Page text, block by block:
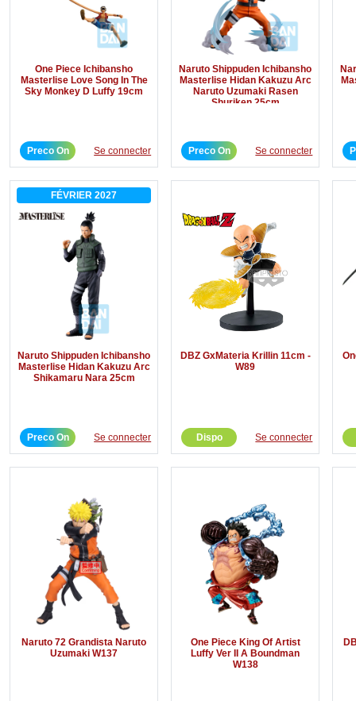
One Piece Ichibansho
Masterlise Love Song In The
Sky Monkey D Luffy 19cm
Preco On Se connecter
Naruto Shippuden Ichibansho
Masterlise Hidan Kakuzu Arc
Naruto Uzumaki Rasen
Shuriken 25cm
Preco On Se connecter
FÉVRIER 2027
Naruto Shippuden Ichibansho
Masterlise Hidan Kakuzu Arc
Shikamaru Nara 25cm
Preco On Se connecter
DBZ GxMateria Krillin 11cm -
W89
Dispo Se connecter
Naruto 72 Grandista Naruto
Uzumaki W137
One Piece King Of Artist
Luffy Ver II A Boundman
W138